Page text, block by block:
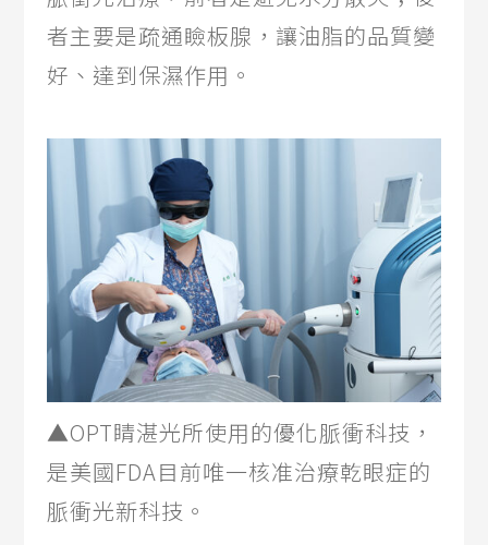
者主要是疏通瞼板腺，讓油脂的品質變
好、達到保濕作用。
▲OPT睛湛光所使用的優化脈衝科技，
是美國FDA目前唯一核准治療乾眼症的
脈衝光新科技。